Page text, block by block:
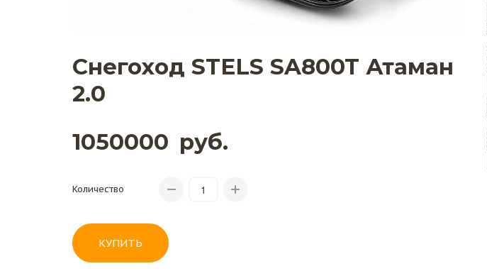
Снегоход STELS SA800T Атаман
2.0
1050000 руб.
Количество
КУПИТЬ